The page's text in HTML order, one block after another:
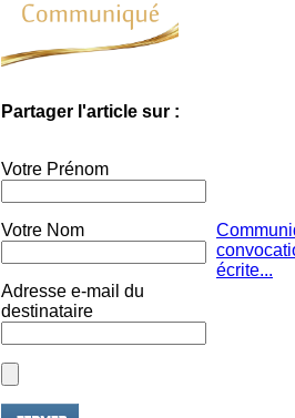
Partager l'article sur :
Votre Prénom
Votre Nom
Adresse e-mail du
destinataire
écrite...